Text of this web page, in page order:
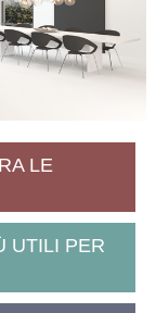
LE
UTILI PER